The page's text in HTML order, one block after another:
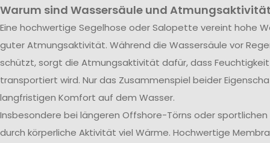
Warum sind Wassersäule und
Eine hochwertige Segelhose oder Salopette vereint hohe
guter Atmungsaktivität. Während die Wassersäule vor
schützt, sorgt die Atmungsaktivität dafür, dass
transportiert wird. Nur das Zusammenspiel beider
langfristigen Komfort auf dem Wasser.
Insbesondere bei längeren Offshore-Törns oder
durch körperliche Aktivität viel Wärme. Hochwertige